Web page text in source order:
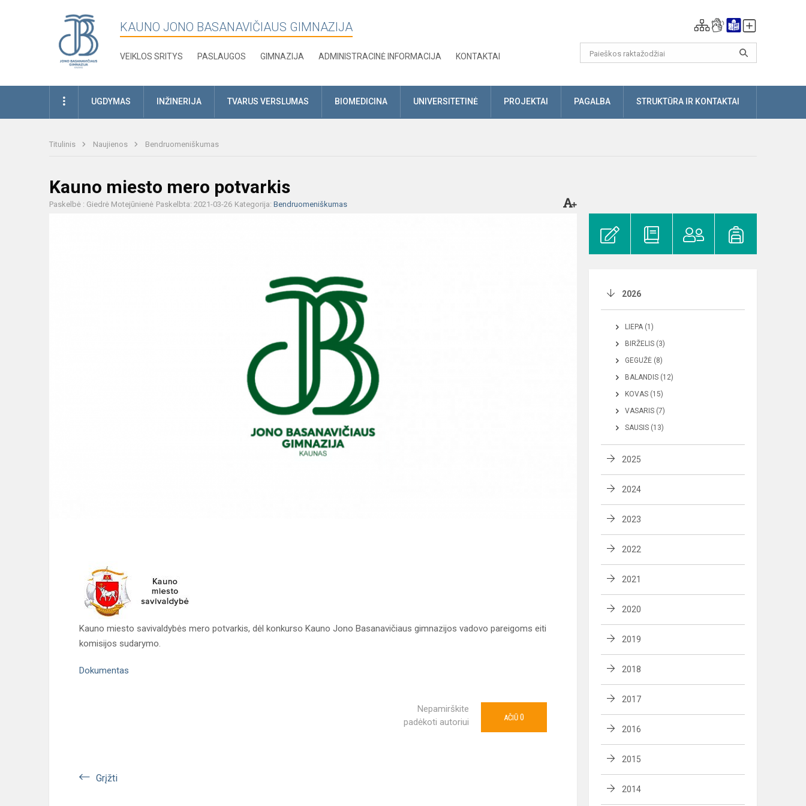
KAUNO JONO BASANAVIČIAUS GIMNAZIJA
VEIKLOS SRITYS PASLAUGOS GIMNAZIJA ADMINISTRACINĖ INFORMACIJA KONTAKTAI
UGDYMAS INŽINERIJA TVARUS VERSLUMAS BIOMEDICINA UNIVERSITETINĖ PROJEKTAI PAGALBA STRUKTŪRA IR KONTAKTAI
Titulinis Naujienos Bendruomeniškumas
Kauno miesto mero potvarkis
Paskelbė : Giedrė Motejūnienė Paskelbta: 2021-03-26 Kategorija: Bendruomeniškumas
Kauno miesto savivaldybės mero potvarkis, dėl konkurso Kauno Jono Basanavičiaus gimnazijos vadovo pareigoms eiti
komisijos sudarymo.
Dokumentas
Nepamirškite
padėkoti autoriui
AČIŪ 0
Grįžti
2026
LIEPA (1)
BIRŽELIS (3)
GEGUŽĖ (8)
BALANDIS (12)
KOVAS (15)
VASARIS (7)
SAUSIS (13)
2025
2024
2023
2022
2021
2020
2019
2018
2017
2016
2015
2014